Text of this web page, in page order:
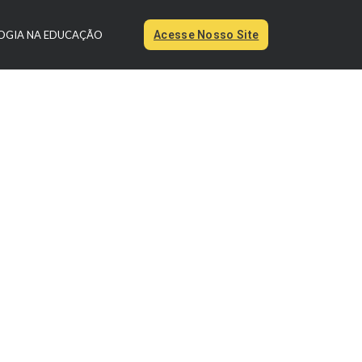
NA EDUCAÇÃO Acesse Nosso Site